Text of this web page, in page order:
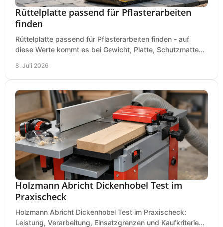
Rüttelplatte passend für Pflasterarbeiten
finden
Rüttelplatte passend für Pflasterarbeiten finden - auf
diese Werte kommt es bei Gewicht, Platte, Schutzmatte
8. Juli 2026
Holzmann Abricht Dickenhobel Test im
Praxischeck
Holzmann Abricht Dickenhobel Test im Praxischeck:
Leistung, Verarbeitung, Einsatzgrenzen und Kaufkriterien